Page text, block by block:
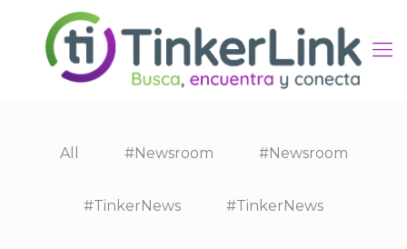
All #Newsroom #Newsroom
#TinkerNews #TinkerNews